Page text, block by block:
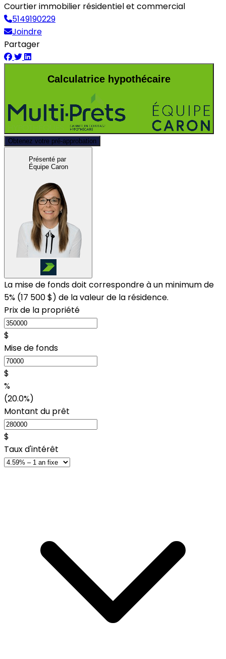
Courtier immobilier résidentiel et commercial
5149190229
Joindre
Partager
Calculatrice hypothécaire
Obtenez votre pré-approbation
Présenté par
Équipe Caron
La mise de fonds doit correspondre à un minimum de
5% (17 500 $) de la valeur de la résidence.
Prix de la propriété
$
Mise de fonds
$
%
(20.0%)
Montant du prêt
$
Taux d'intérêt